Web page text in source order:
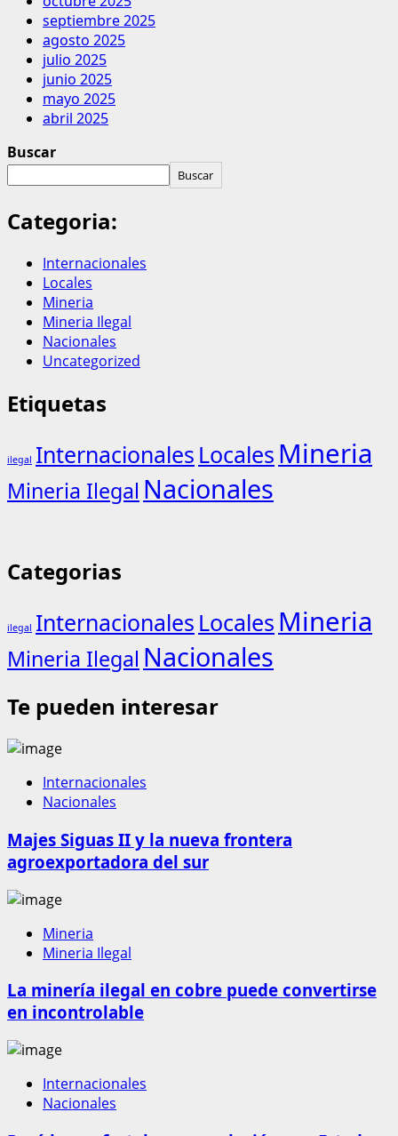
septiembre 2025
agosto 2025
julio 2025
junio 2025
mayo 2025
abril 2025
Buscar
Buscar
Categoria:
Internacionales
Locales
Mineria
Mineria Ilegal
Nacionales
Uncategorized
Etiquetas
ilegal Internacionales Locales Mineria
Mineria Ilegal Nacionales
Categorias
ilegal Internacionales Locales Mineria
Mineria Ilegal Nacionales
Te pueden interesar
Internacionales
Nacionales
Majes Siguas II y la nueva frontera
agroexportadora del sur
Mineria
Mineria Ilegal
La minería ilegal en cobre puede convertirse
en incontrolable
Internacionales
Nacionales